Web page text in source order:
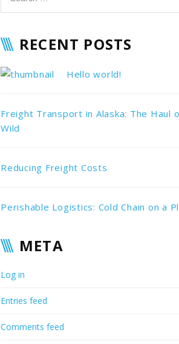
RECENT POSTS
Hello world!
Freight Transport in Alaska: The Haul
Wild
Reducing Freight Costs
Perishable Logistics: Cold Chain on a
META
Log in
Entries feed
Comments feed